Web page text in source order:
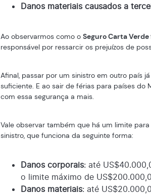
Danos materiais causados a
Ao observarmos como oSeguro Carta Verde
responsável por ressarcir os prejuízos de
Afinal, passar por um sinistro em outro país
suficiente. E ao sair de férias para países do
com essa segurança a mais.
Vale observar também que há um limite
sinistro, que funciona da seguinte forma:
Danos corporais: até
o limite máximo de
Danos materiais: até